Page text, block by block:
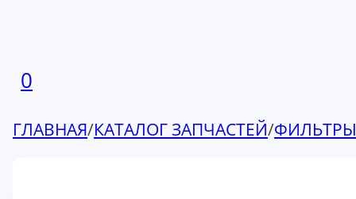
0
ГЛАВНАЯ/КАТАЛОГ ЗАПЧАСТЕЙ/ФИЛЬТРЫ